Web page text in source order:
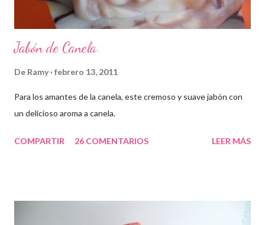
Jabón de Canela
De Ramy febrero 13, 2011
Para los amantes de la canela, este cremoso y suave jabón con
un delicioso aroma a canela.
COMPARTIR 26 COMENTARIOS LEER MÁS